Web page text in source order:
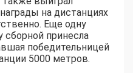
на дистанциях
Еще одну
сборной принесла
победительницей
5000 метров.